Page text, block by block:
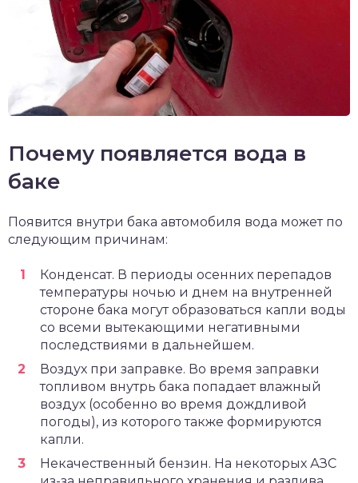
Почему появляется вода в
баке
Появится внутри бака автомобиля вода может по
следующим причинам:
Конденсат. В периоды осенних перепадов
температуры ночью и днем на внутренней
стороне бака могут образоваться капли воды
со всеми вытекающими негативными
последствиями в дальнейшем.
Воздух при заправке. Во время заправки
топливом внутрь бака попадает влажный
воздух (особенно во время дождливой
погоды), из которого также формируются
капли.
Некачественный бензин. На некоторых АЗС